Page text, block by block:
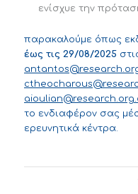
ενίσχυε την
παρακαλούμε όπως
έως τις 29/08/2025
το ενδιαφέρον σας
ερευνητικά κέντρα.